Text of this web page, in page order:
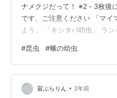
ナメクジだって！ ※2－3枚後
です、ご注意ください 「マイ
よう」 「キシタバ幼虫」 ラ
#昆虫 #蛾の幼虫
宙ぶらりん • 2年前